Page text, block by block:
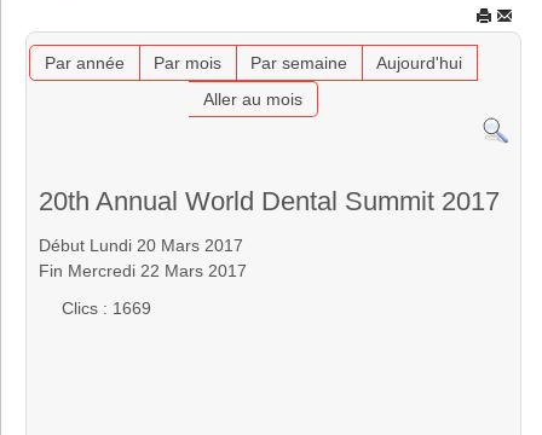
Par année Par mois Par semaine
Aujourd'hui
Aller au mois
20th Annual World Dental Summit 2017
Début Lundi 20 Mars 2017
Fin Mercredi 22 Mars 2017
Clics : 1669